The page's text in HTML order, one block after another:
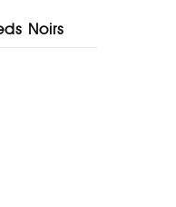
Noirs